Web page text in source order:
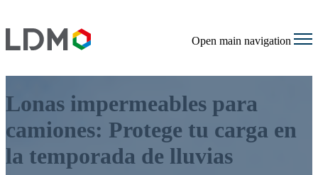
Open main navigation
Lonas impermeables para
camiones: Protege tu carga en
la temporada de lluvias